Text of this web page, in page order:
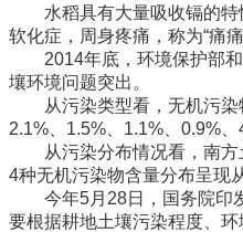
水稻具有大量吸收镉的特性
软化症，周身疼痛，称为“痛痛
2014年底，环境保护部和
壤环境问题突出。
从污染类型看，无机污染物
2.1%、1.5%、1.1%、0.9%、
从污染分布情况看，南方土
4种无机污染物含量分布呈现
今年5月28日，国务院印发
要根据耕地土壤污染程度、